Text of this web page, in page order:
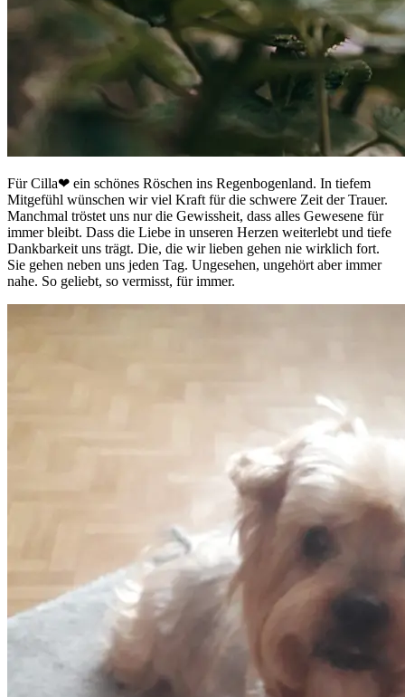
Für Cilla❤ ein schönes Röschen ins Regenbogenland. In tiefem
Mitgefühl wünschen wir viel Kraft für die schwere Zeit der Trauer.
Manchmal tröstet uns nur die Gewissheit, dass alles Gewesene für
immer bleibt. Dass die Liebe in unseren Herzen weiterlebt und tiefe
Dankbarkeit uns trägt. Die, die wir lieben gehen nie wirklich fort.
Sie gehen neben uns jeden Tag. Ungesehen, ungehört aber immer
nahe. So geliebt, so vermisst, für immer.